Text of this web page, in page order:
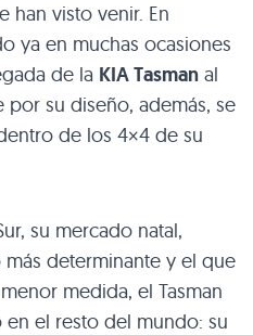
han visto venir. En
ya en muchas ocasiones
de la KIA Tasman al
su diseño, además, se
de los 4×4 de su
su mercado natal,
determinante y el que
medida, el Tasman
el resto del mundo: su